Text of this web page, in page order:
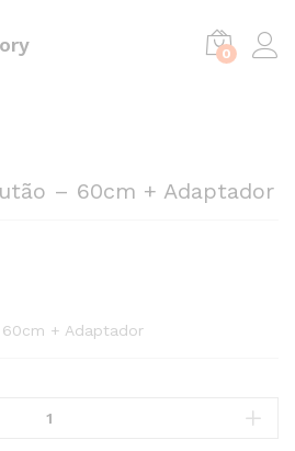
0
– 60cm + Adaptador
+ Adaptador